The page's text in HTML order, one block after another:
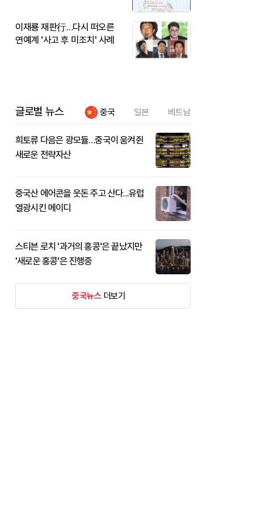
이재룡 재판行…다시 떠오른
연예계 '사고 후 미조치' 사례
글로벌 뉴스 중국 일본 베트남
희토류 다음은 광모듈…중국이 움켜쥔
새로운 전략자산
중국산 에어콘을 웃돈 주고 산다...유럽
열광시킨 메이디
스티븐 로치 '과거의 홍콩'은 끝났지만
'새로운 홍콩'은 진행중
중국뉴스더보기